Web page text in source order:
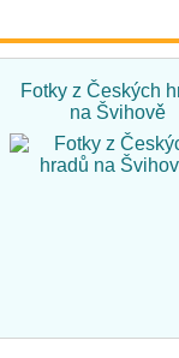
Fotky z Českých
na Švihově